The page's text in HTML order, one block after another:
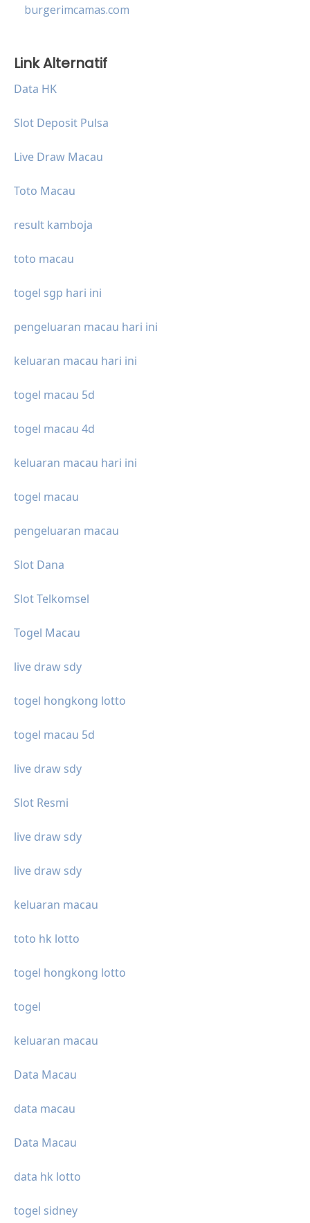
burgerimcamas.com
Link Alternatif
Data HK
Slot Deposit Pulsa
Live Draw Macau
Toto Macau
result kamboja
toto macau
togel sgp hari ini
pengeluaran macau hari ini
keluaran macau hari ini
togel macau 5d
togel macau 4d
keluaran macau hari ini
togel macau
pengeluaran macau
Slot Dana
Slot Telkomsel
Togel Macau
live draw sdy
togel hongkong lotto
togel macau 5d
live draw sdy
Slot Resmi
live draw sdy
live draw sdy
keluaran macau
toto hk lotto
togel hongkong lotto
togel
keluaran macau
Data Macau
data macau
Data Macau
data hk lotto
togel sidney